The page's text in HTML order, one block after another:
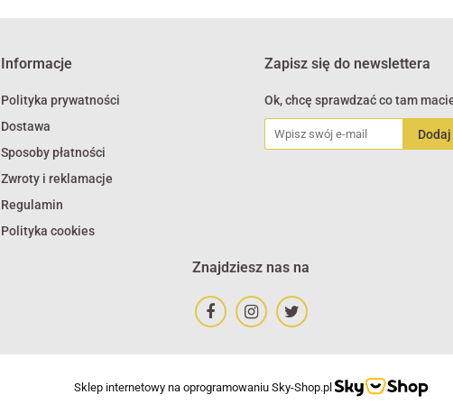
Informacje
Polityka prywatności
Dostawa
Sposoby płatności
Zwroty i reklamacje
Regulamin
Polityka cookies
Zapisz się do newslettera
Ok, chcę sprawdzać co tam
Znajdziesz nas na
Sklep internetowy na oprogramowaniu Sky-Shop.pl